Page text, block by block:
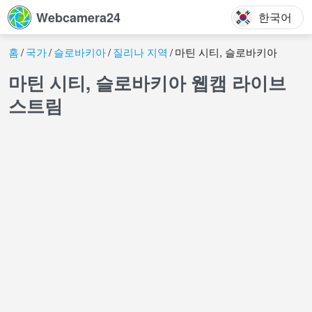
Webcamera24 한국어
홈 국가 슬로바키아 질리나 지역 마틴 시티, 슬로바키아
마틴 시티, 슬로바키아 웹캠 라이브
스트림